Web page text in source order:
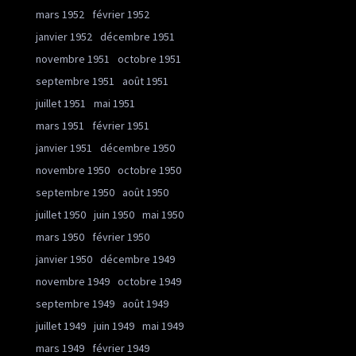
mars 1952
février 1952
janvier 1952 décembre 1951
novembre 1951
octobre 1951
septembre 1951
août 1951
juillet 1951
mai 1951
mars 1951
février 1951
janvier 1951
décembre 1950
novembre 1950 octobre 1950
septembre 1950 août 1950
juillet 1950 juin 1950 mai 1950
mars 1950
février 1950
janvier 1950 décembre 1949
novembre 1949 octobre 1949
septembre 1949 août 1949
juillet 1949 juin 1949 mai 1949
mars 1949
février 1949